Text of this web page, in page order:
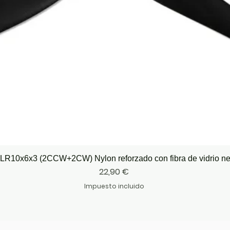
Vista rápida
(2CCW+2CW) Nylon reforzado con fibra de vidrio
Precio
22,90 €
Impuesto incluido